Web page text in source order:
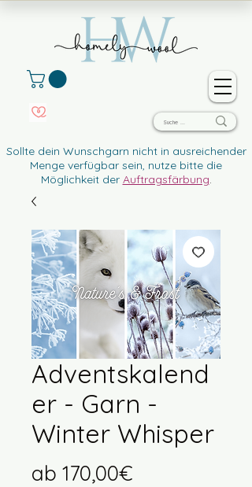
Sollte dein Wunschgarn nicht in ausreichender
Menge verfügbar sein, nutze bitte die
Möglichkeit der Auftragsfärbung.
Adventskalend
er - Garn -
Winter Whisper
ab 170,00€